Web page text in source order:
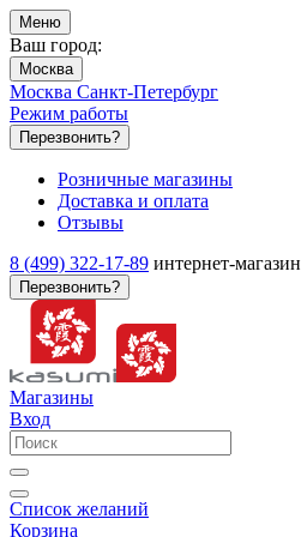
Меню
Ваш город:
Москва
Москва Санкт-Петербург
Режим работы
Перезвонить?
Розничные магазины
Доставка и оплата
Отзывы
8 (499) 322-17-89 интернет-магазин
Перезвонить?
Магазины
Вход
Список желаний
Корзина